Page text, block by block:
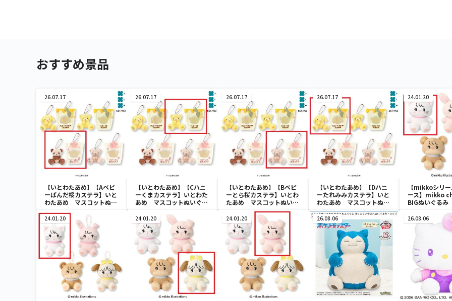
おすすめ景品
26.07.17
【いとわたあめ】【Aベビ
ーぱんだ桜カステラ】いと
わたあめ マスコットぬい
26.07.17
【いとわたあめ】【Cハニ
ーくまカステラ】いとわた
あめ マスコットぬいぐる
26.07.17
【いとわたあめ】【Bベビ
ーとら桜カステラ】いとわ
たあめ マスコットぬいぐ
26.07.17
【いとわたあめ】【Dハニ
ーたれみみカステラ】いと
わたあめ マスコットぬい
ぐるみ2
24.01.20
【mikkoシリ
ース】mikko
BIGぬいぐるみ
24.01.20 24.01.20 24.01.20 26.08.06 26.08.06